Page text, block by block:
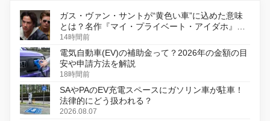
ガス・ヴァン・サントが“黄色い車”に込めた意味
とは？名作『マイ・プライベート・アイダホ』が
初のデジタルリマスター版で復活
14時間前
電気自動車(EV)の補助金って？2026年の金額の目
安や申請方法を解説
18時間前
SAやPAのEV充電スペースにガソリン車が駐車！
法律的にどう扱われる？
2026.08.07